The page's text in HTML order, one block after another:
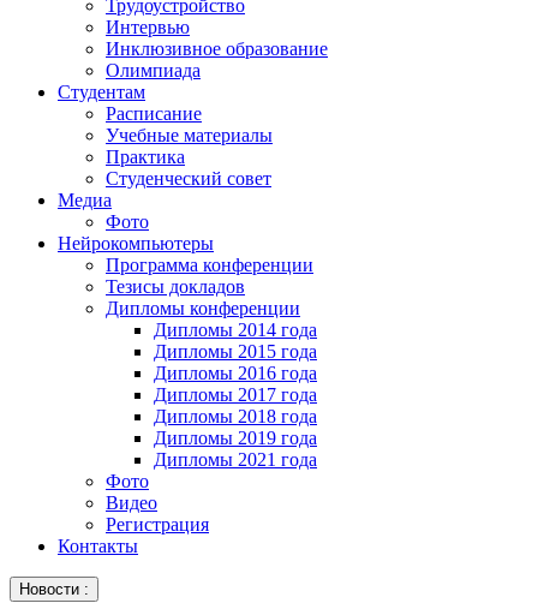
Трудоустройство
Интервью
Инклюзивное образование
Олимпиада
Студентам
Расписание
Учебные материалы
Практика
Студенческий совет
Медиа
Фото
Нейрокомпьютеры
Программа конференции
Тезисы докладов
Дипломы конференции
Дипломы 2014 года
Дипломы 2015 года
Дипломы 2016 года
Дипломы 2017 года
Дипломы 2018 года
Дипломы 2019 года
Дипломы 2021 года
Фото
Видео
Регистрация
Контакты
Новости :